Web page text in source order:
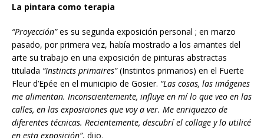
La pintara como terapia
“Proyección”es su segunda exposición personal ; en marzo
pasado, por primera vez, había mostrado a los amantes del
arte su trabajo en una exposición de pinturas abstractas
titulada “Instincts primaires”(Instintos primarios) en el Fuerte
Fleur d’Epée en el municipio de Gosier. “Las cosas, las imágenes
me alimentan. Inconscientemente, influye en mílo que veo en las
calles, en las exposiciones que voy a ver. Me enriquezco de
diferentes técnicas. Recientemente, descubrí el collage y lo utilicé
en esta exposición”, dijo.